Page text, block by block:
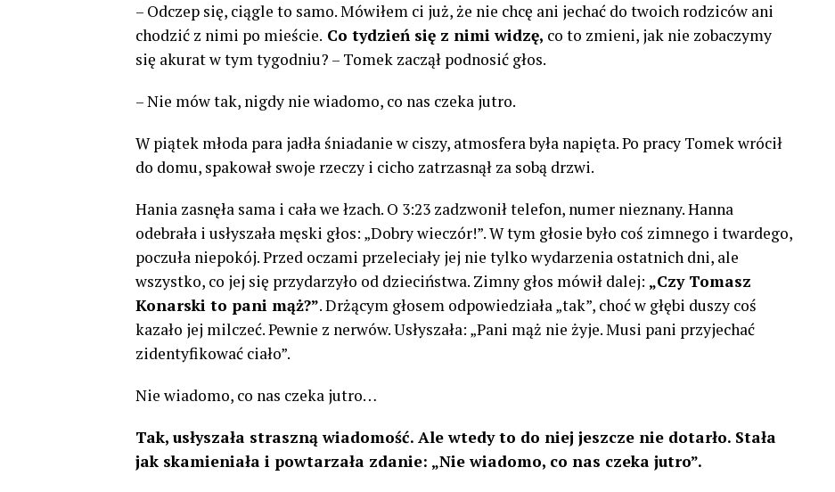
– Odczep się, ciągle to samo. Mówiłem ci już, że nie chcę ani jechać do twoich rodziców ani
chodzić z nimi po mieście. Co tydzień się z nimi widzę, co to zmieni, jak nie zobaczymy
się akurat w tym tygodniu? – Tomek zaczął podnosić głos.
– Nie mów tak, nigdy nie wiadomo, co nas czeka jutro.
W piątek młoda para jadła śniadanie w ciszy, atmosfera była napięta. Po pracy Tomek wrócił
do domu, spakował swoje rzeczy i cicho zatrzasnął za sobą drzwi.
Hania zasnęła sama i cała we łzach. O 3:23 zadzwonił telefon, numer nieznany. Hanna
odebrała i usłyszała męski głos: „Dobry wieczór!”. W tym głosie było coś zimnego i twardego,
poczuła niepokój. Przed oczami przeleciały jej nie tylko wydarzenia ostatnich dni, ale
wszystko, co jej się przydarzyło od dzieciństwa. Zimny ​​głos mówił dalej: „Czy Tomasz
Konarski to pani mąż?”. Drżącym głosem odpowiedziała „tak”, choć w głębi duszy coś
kazało jej milczeć. Pewnie z nerwów. Usłyszała: „Pani mąż nie żyje. Musi pani przyjechać
zidentyfikować ciało”.
Nie wiadomo, co nas czeka jutro…
Tak, usłyszała straszną wiadomość. Ale wtedy to do niej jeszcze nie dotarło. Stała
jak skamieniała i powtarzała zdanie: „Nie wiadomo, co nas czeka jutro”.